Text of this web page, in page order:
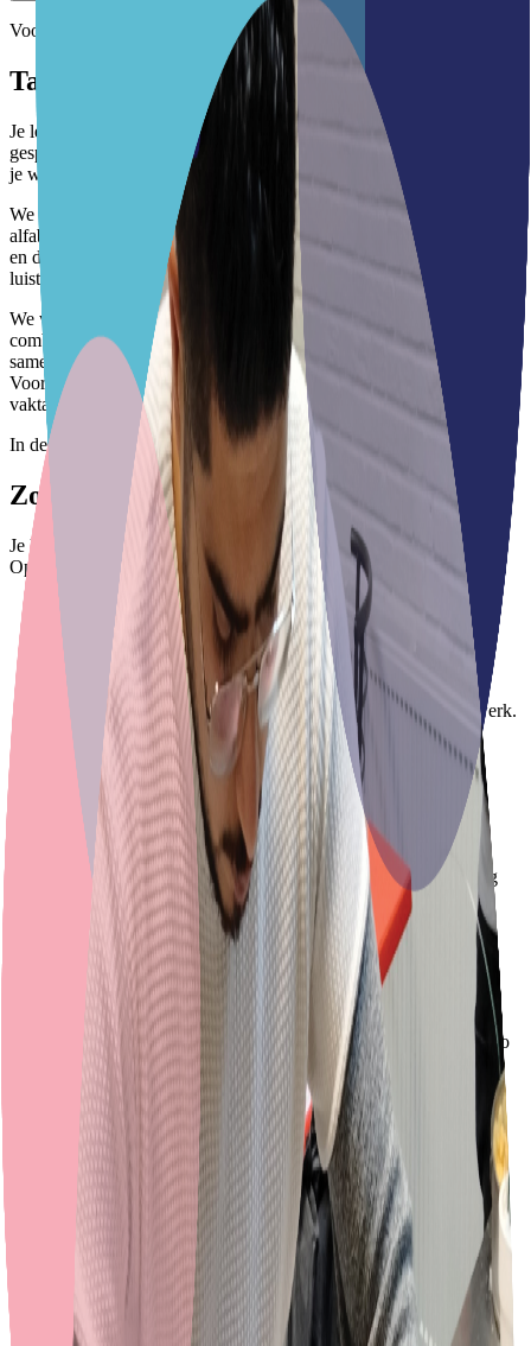
Voor cursisten
Taallessen
Je leert geen taal voor in een boek, maar taal voor het echte leven: in
gesprek met je buren, bij de dokter, op school van je kinderen en op
je werk.
We streven altijd naar het hoogst haalbare taalniveau (van
alfabetisering tot A2, B1 en B2), afgestemd op jouw mogelijkheden
en doelen. Onze docenten zorgen voor veel oefening met spreken en
luisteren, overdag of in de avondcursus.
We werken duaal: taal en praktijk gaan vanaf dag één samen. We
combineren de les met workshops, werkstages en contact met de
samenleving. Zo pas je taal meteen toe en blijft het beter hangen.
Voor wie richting werk gaat, besteden we extra aandacht aan
vaktaal.
In de praktijk
Zo leer je bij ons Nederlands
Je leert geen taal voor in een boek, maar taal voor het echte leven.
Op verschillende manieren oefen je precies wat jij nodig hebt.
Praten over echte situaties
In de les praat je over echte situaties, bijvoorbeeld op je werk.
Je oefent gesprekken met collega's en klanten.
Vragen stellen en uitleg geven
Je leert hoe je vragen stelt, omgaat met kritiek en zelf uitleg
Samen teksten lezen
We lezen teksten die bij jou passen, zoals instructies, een cao
of een werkrooster.
Korte teksten schrijven
Je schrijft korte teksten, bijvoorbeeld een e-mail aan je
manager.
Oefenen met de taalapp